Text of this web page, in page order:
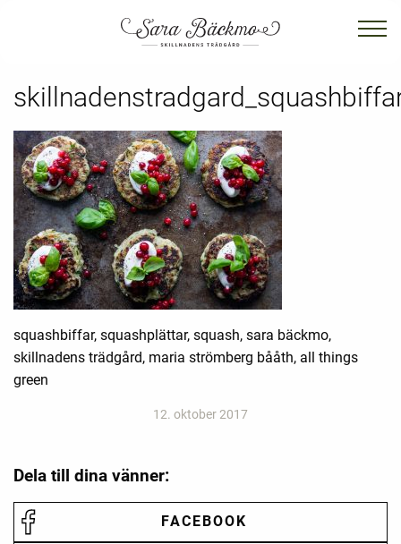
squashbiffar, squashplättar, squash, sara bäckmo,
skillnadens trädgård, maria strömberg bååth, all things
green
12. oktober 2017
Dela till dina vänner:
FACEBOOK